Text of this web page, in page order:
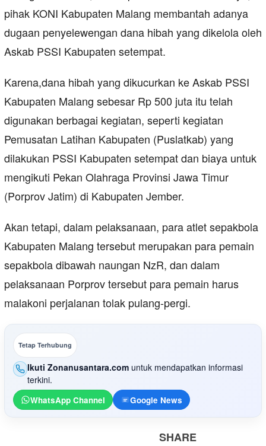
pihak KONI Kabupaten Malang membantah adanya
dugaan penyelewengan dana hibah yang dikelola oleh
Askab PSSI Kabupaten setempat.
Karena,dana hibah yang dikucurkan ke Askab PSSI
Kabupaten Malang sebesar Rp 500 juta itu telah
digunakan berbagai kegiatan, seperti kegiatan
Pemusatan Latihan Kabupaten (Puslatkab) yang
dilakukan PSSI Kabupaten setempat dan biaya untuk
mengikuti Pekan Olahraga Provinsi Jawa Timur
(Porprov Jatim) di Kabupaten Jember.
Akan tetapi, dalam pelaksanaan, para atlet sepakbola
Kabupaten Malang tersebut merupakan para pemain
sepakbola dibawah naungan NzR, dan dalam
pelaksanaan Porprov tersebut para pemain harus
malakoni perjalanan tolak pulang-pergi.
Tetap Terhubung
Ikuti Zonanusantara.com untuk mendapatkan informasi
terkini.
WhatsApp Channel Google News
SHARE